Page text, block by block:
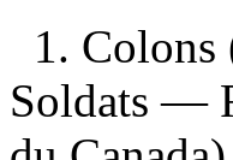
1.
Soldats —